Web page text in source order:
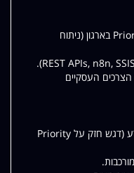
תהיו ה-Owner של מערכת ה-Priority ERP בארגון (ניתוח
הצרכים העסקיים
לפחות 7 שנות ניסיון בפיתוח מערכות מידע (דגש חזק על Priority